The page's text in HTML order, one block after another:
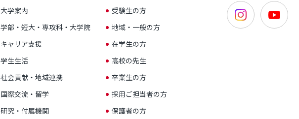
大学案内
学部・短大・専攻科・大学院
キャリア支援
学生生活
社会貢献・地域連携
国際交流・留学
研究・付属機関
受験生の方
地域・一般の方
在学生の方
高校の先生
卒業生の方
採用ご担当者の方
保護者の方